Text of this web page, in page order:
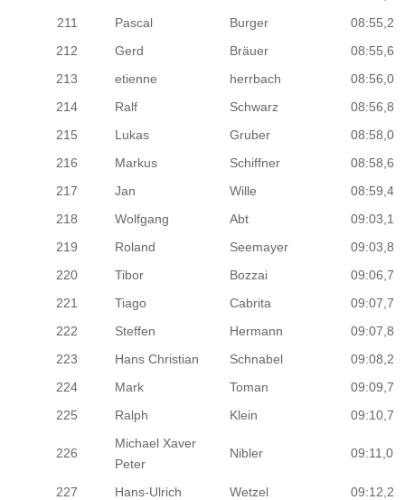
211
Pascal Burger
08:55,2
212
Gerd Bräuer
08:55,6
213
etienne herrbach
08:56,0
214
Ralf Schwarz
08:56,8
215
Lukas Gruber
08:58,0
216
Markus Schiffner
08:58,6
217
Jan Wille
08:59,4
218
Wolfgang Abt
09:03,1
219
Roland Seemayer
09:03,8
220
Tibor Bozzai
09:06,7
221
Tiago Cabrita
09:07,7
222
Steffen Hermann
09:07,8
223
Hans Christian Schnabel
09:08,2
224
Mark Toman
09:09,7
225
Ralph Klein 09:10,7
226
Michael Xaver
Peter
Nibler 09:11,0
227 Hans-Ulrich Wetzel 09:12,2